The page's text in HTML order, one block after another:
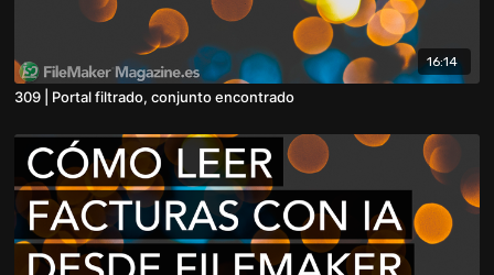
16:14
309 | Portal filtrado, conjunto encontrado